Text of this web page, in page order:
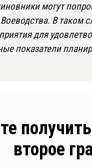
могут
В таком
для
показатели
второе